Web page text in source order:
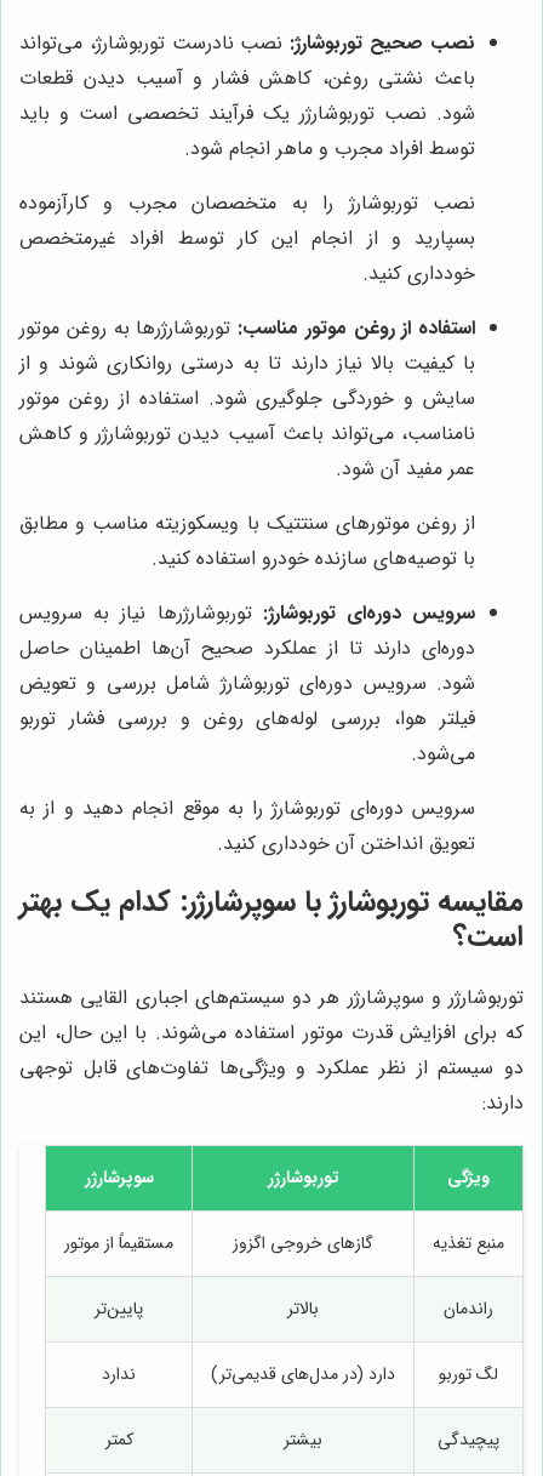
نصب صحیح توربوشارژ: نصب نادرست توربوشارژ، می‌تواند
باعث نشتی روغن، کاهش فشار و آسیب دیدن قطعات
شود. نصب توربوشارژر یک فرآیند تخصصی است و باید
توسط افراد مجرب و ماهر انجام شود.
نصب توربوشارژ را به متخصصان مجرب و کارآزموده
بسپارید و از انجام این کار توسط افراد غیرمتخصص
خودداری کنید.
استفاده از روغن موتور مناسب: توربوشارژرها به روغن موتور
با کیفیت بالا نیاز دارند تا به درستی روانکاری شوند و از
سایش و خوردگی جلوگیری شود. استفاده از روغن موتور
نامناسب، می‌تواند باعث آسیب دیدن توربوشارژر و کاهش
عمر مفید آن شود.
از روغن موتورهای سنتتیک با ویسکوزیته مناسب و مطابق
با توصیه‌های سازنده خودرو استفاده کنید.
سرویس دوره‌ای توربوشارژ: توربوشارژرها نیاز به سرویس
دوره‌ای دارند تا از عملکرد صحیح آن‌ها اطمینان حاصل
شود. سرویس دوره‌ای توربوشارژ شامل بررسی و تعویض
فیلتر هوا، بررسی لوله‌های روغن و بررسی فشار توربو
می‌شود.
سرویس دوره‌ای توربوشارژ را به موقع انجام دهید و از به
تعویق انداختن آن خودداری کنید.
مقایسه توربوشارژ با سوپرشارژر: کدام یک بهتر
است؟
توربوشارژر و سوپرشارژر هر دو سیستم‌های اجباری القایی هستند
که برای افزایش قدرت موتور استفاده می‌شوند. با این حال، این
دو سیستم از نظر عملکرد و ویژگی‌ها تفاوت‌های قابل توجهی
دارند:
ویژگی توربوشارژر سوپرشارژر
منبع تغذیه گازهای خروجی اگزوز مستقیماً از موتور
راندمان بالاتر پایین‌تر
لگ توربو دارد (در مدل‌های قدیمی‌تر) ندارد
پیچیدگی بیشتر کمتر